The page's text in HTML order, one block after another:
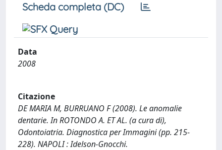
Scheda completa (DC)
Data
2008
Citazione
DE MARIA M, BURRUANO F (2008). Le anomalie
dentarie. In ROTONDO A. ET AL. (a cura di),
Odontoiatria. Diagnostica per Immagini (pp. 215-
228). NAPOLI : Idelson-Gnocchi.